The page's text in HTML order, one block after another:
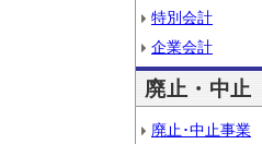
特別会計
企業会計
廃止・中止
廃止･中止事業